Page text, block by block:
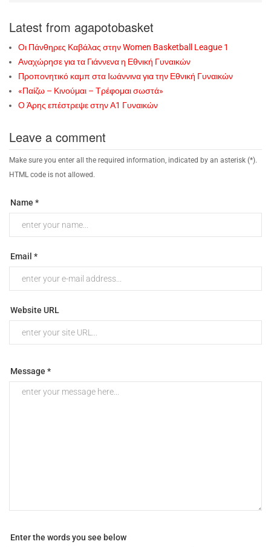
Latest from agapotobasket
Οι Πάνθηρες Καβάλας στην Women Basketball League 1
Αναχώρησε για τα Γιάννενα η Εθνική Γυναικών
Προπονητικό καμπ στα Ιωάννινα για την Εθνική Γυναικών
«Παίζω – Κινούμαι – Τρέφομαι σωστά»
Ο Άρης επέστρεψε στην Α1 Γυναικών
Leave a comment
Make sure you enter all the required information, indicated by an asterisk (*).
HTML code is not allowed.
Name *
Email *
Website URL
Message *
Enter the words you see below